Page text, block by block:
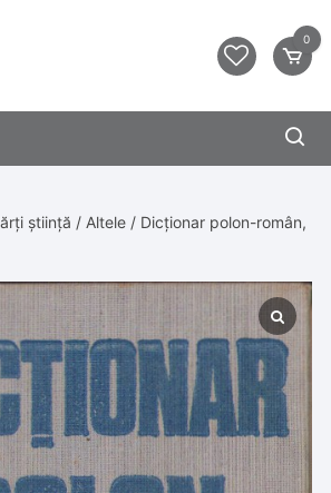
0
știință / Altele / Dicționar polon-român,